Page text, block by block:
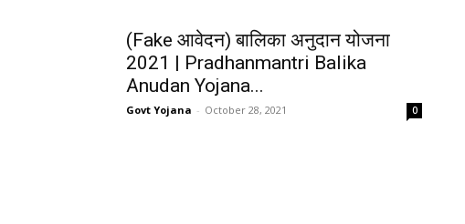
(Fake आवेदन) बालिका अनुदान योजना
2021 | Pradhanmantri Balika
Anudan Yojana...
Govt Yojana - October 28, 2021 0